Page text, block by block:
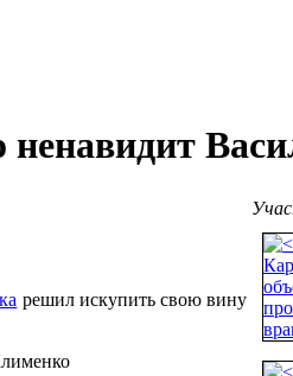
решил искупить свою вину